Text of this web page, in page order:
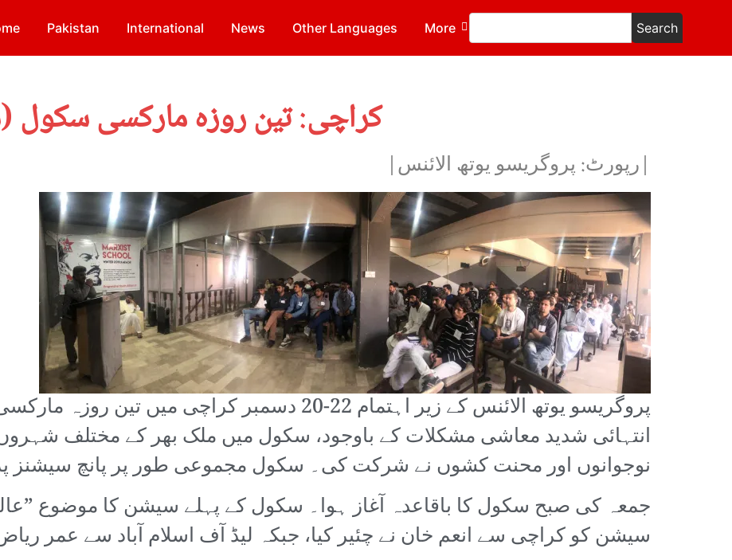
Pakistan International News Other Languages More Search
کراچی: تین روزہ مارکسی سکول (سرما 2019ء)
|رپورٹ: پروگریسو یوتھ الائنس|
پروگریسو یوتھ الائنس کے زیر اہتمام 22-20 دسمبر
نوجوانوں اور محنت کشوں نے شرکت کی۔ سکول مجموعی طور پر پانچ سیشنز
جمعہ کی صبح سکول کا باقاعدہ آغاز ہوا۔ سکول کے پہلے سیشن کا موضوع
سیشن کو کراچی سے انعم خان نے چئیر کیا، جبکہ لیڈ آف اسلام آباد سے عمر